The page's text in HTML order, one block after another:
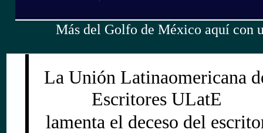
Más del Golfo de México aquí con
La Unión Latinaomericana
Escritores ULatE
lamenta el deceso del